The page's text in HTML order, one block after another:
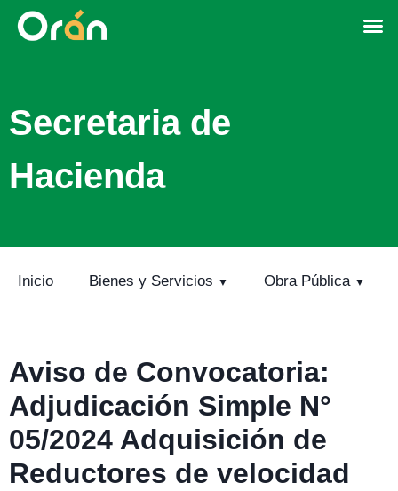
Secretaria de
Hacienda
Inicio Bienes y Servicios Obra Pública
Aviso de Convocatoria:
Adjudicación Simple N°
05/2024 Adquisición de
Reductores de velocidad